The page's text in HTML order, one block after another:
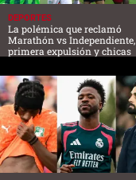
DEPORTES
La polémica que reclamó
Marathón vs Independiente,
primera expulsión y chicas